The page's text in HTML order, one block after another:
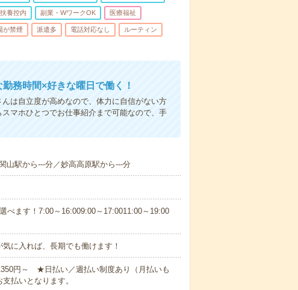
扶養控内 副業・WワークOK 医療福祉
が禁煙 派遣多 電話対応なし ルーティン
務時間×好きな曜日で働く！
は自立度が高めなので、体力に自信がない方
マホひとつでお仕事紹介まで可能なので、手
山駅から---分／妙高高原駅から---分
ます！7:00～16:009:00～17:0011:00～19:00
入れば、長期でも働けます！
円～ ★日払い／週払い制度あり（月払いも
払いとなります。